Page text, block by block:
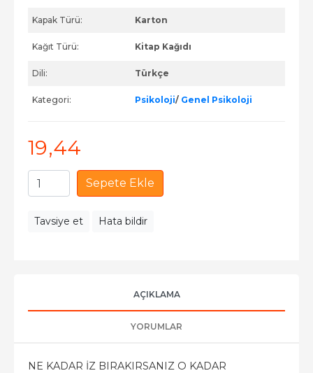
Kapak Türü: Karton
Kağıt Türü: Kitap Kağıdı
Dili: Türkçe
Kategori: Psikoloji/ Genel Psikoloji
19,44
Sepete Ekle
Tavsiye et Hata bildir
AÇIKLAMA
YORUMLAR
NE KADAR İZ BIRAKIRSANIZ O KADAR